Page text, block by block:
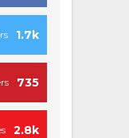
1.7k
735
2.8k